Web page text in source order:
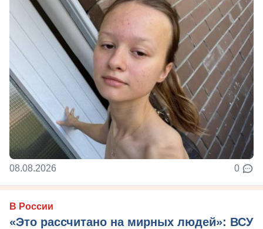
08.08.2026 0
В России
«Это рассчитано на мирных людей»: ВСУ